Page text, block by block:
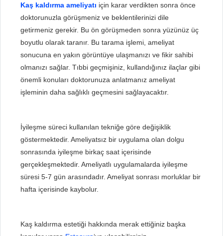
Kaş kaldırma ameliyatı için karar verdikten sonra önce
doktorunuzla görüşmeniz ve beklentilerinizi dile
getirmeniz gerekir. Bu ön görüşmeden sonra yüzünüz üç
boyutlu olarak taranır. Bu tarama işlemi, ameliyat
sonucuna en yakın görüntüye ulaşmanızı ve fikir sahibi
olmanızı sağlar. Tıbbi geçmişiniz, kullandığınız ilaçlar gibi
önemli konuları doktorunuza anlatmanız ameliyat
işleminin daha sağlıklı geçmesini sağlayacaktır.
İyileşme süreci kullanılan tekniğe göre değişiklik
göstermektedir. Ameliyatsız bir uygulama olan dolgu
sonrasında iyileşme birkaç saat içerisinde
gerçekleşmektedir. Ameliyatlı uygulamalarda iyileşme
süresi 5-7 gün arasındadır. Ameliyat sonrası morluklar bir
hafta içerisinde kaybolur.​
Kaş kaldırma estetiği hakkında merak ettiğiniz başka